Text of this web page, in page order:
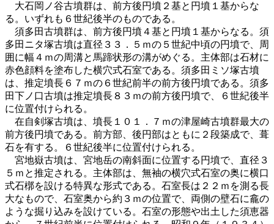
大石岡ノ谷古墳群は、前方後円墳２基と円墳１基からな
る。いずれも６世紀後半のものである。
須多田古墳群は、前方後円墳４基と円墳１基からなる。須
多田ニタ塚古墳は直径３３．５ｍの５世紀中頃の円墳で、周
囲に幅４ｍの周溝と馬蹄状形の溝がめぐる。主体部は石材に
赤色顔料を塗布した横穴式石室である。須多田ミソ塚古墳
は、推定墳長６７ｍの６世紀前半の前方後円墳である。須多
田下ノ口古墳は推定墳長８３ｍの前方後円墳で、６世紀後半
に位置付けられる。
在自剣塚古墳は、墳長１０１．７ｍの津屋崎古墳群最大の
前方後円墳である。前方部、後円部はともに２段築成で、葺
石を有する。６世紀後半に位置付けられる。
宮地嶽古墳は、宮地岳の南斜面に位置する円墳で、直径３
５ｍと推定される。主体部は、無袖の横穴式石室の奥に横口
式石槨を設ける特異な形式である。石室長は２２ｍを測る長
大なもので、石室奥から約３ｍの位置で、両側の壁石に龕の
ような掘り込みを設けている。石室の形態や出土した須恵器